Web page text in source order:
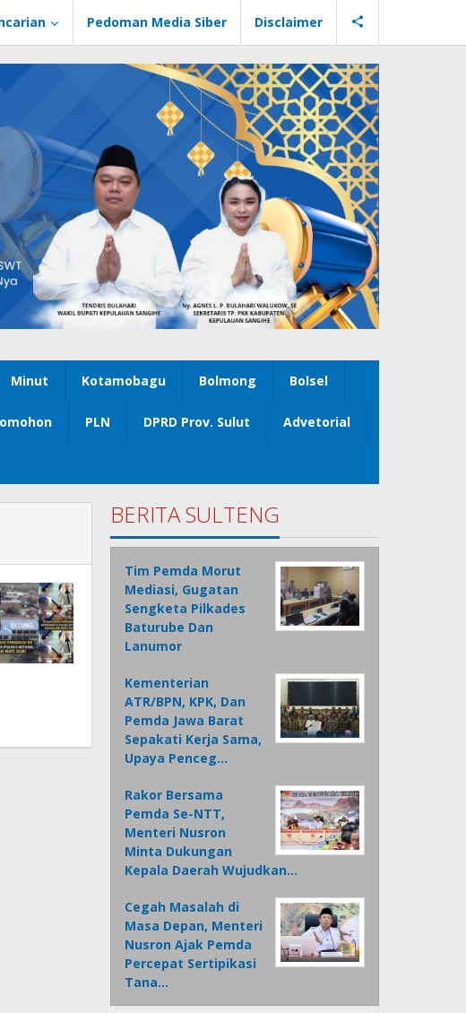
Pedoman Media Siber Disclaimer
Minut Kotamobagu Bolmong Bolsel
PLN DPRD Prov. Sulut Advetorial
BERITA SULTENG
Tim Pemda Morut
Mediasi, Gugatan
Sengketa Pilkades
Baturube Dan
Lanumor
Kementerian
ATR/BPN, KPK, Dan
Pemda Jawa Barat
Sepakati Kerja Sama,
Upaya Penceg…
Rakor Bersama
Pemda Se-NTT,
Menteri Nusron
Minta Dukungan
Kepala Daerah Wujudkan…
Cegah Masalah di
Masa Depan, Menteri
Nusron Ajak Pemda
Percepat Sertipikasi
Tana…